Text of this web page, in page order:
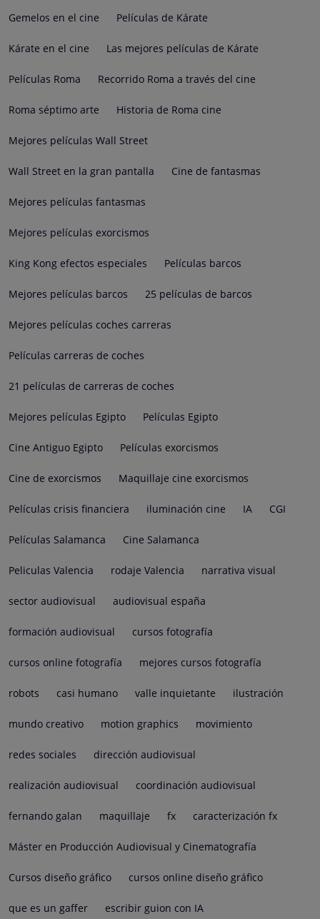
Gemelos en el cine Películas de Kárate
Kárate en el cine Las mejores películas de Kárate
Películas Roma Recorrido Roma a través del cine
Roma séptimo arte Historia de Roma cine
Mejores películas Wall Street
Wall Street en la gran pantalla Cine de fantasmas
Mejores películas fantasmas
Mejores películas exorcismos
King Kong efectos especiales Películas barcos
Mejores películas barcos 25 películas de barcos
Mejores películas coches carreras
Películas carreras de coches
21 películas de carreras de coches
Mejores películas Egipto Películas Egipto
Cine Antiguo Egipto Películas exorcismos
Cine de exorcismos Maquillaje cine exorcismos
Películas crisis financiera iluminación cine IA CGI
Películas Salamanca Cine Salamanca
Peliculas Valencia rodaje Valencia narrativa visual
sector audiovisual audiovisual españa
formación audiovisual cursos fotografía
cursos online fotografía mejores cursos fotografía
robots casi humano valle inquietante ilustración
mundo creativo motion graphics movimiento
redes sociales dirección audiovisual
realización audiovisual coordinación audiovisual
fernando galan maquillaje fx caracterización fx
Máster en Producción Audiovisual y Cinematografía
Cursos diseño gráfico cursos online diseño gráfico
que es un gaffer escribir guion con IA